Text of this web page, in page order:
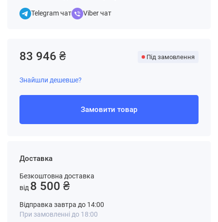
Telegram чат Viber чат
Доставка
Безкоштовна доставка
від 8 500 ₴
Відправка завтра до 14:00
При замовленні до 18:00
83 946 ₴ Під замовлення
Знайшли дешевше?
Замовити товар